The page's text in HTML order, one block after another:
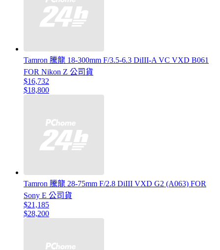
Tamron 騰龍 18-300mm F/3.5-6.3 DiIII-A VC VXD B061
FOR Nikon Z 公司貨
$16,732
$18,800
Tamron 騰龍 28-75mm F/2.8 DiIII VXD G2 (A063) FOR
Sony E 公司貨
$21,185
$28,200